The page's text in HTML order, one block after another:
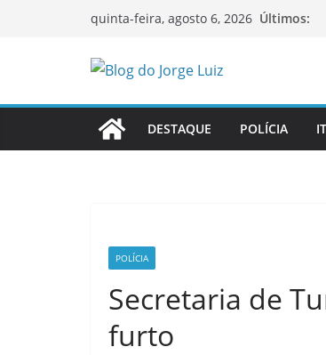
quinta-feira, agosto 6, 2026 Últimos:
DESTAQUE POLÍCIA
POLÍCIA
Secretaria de
furto